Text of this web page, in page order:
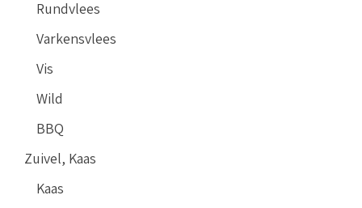
Rundvlees
Varkensvlees
Vis
Wild
BBQ
Zuivel, Kaas
Kaas